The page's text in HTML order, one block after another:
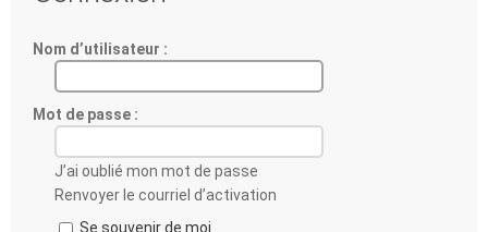
Nom d’utilisateur :
Mot de passe :
J’ai oublié mon mot de passe
Renvoyer le courriel d’activation
Se souvenir de moi